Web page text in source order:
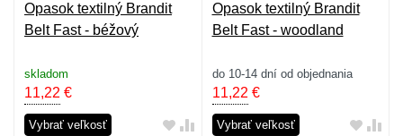
Opasok textilný Brandit
Belt Fast - béžový
skladom
11,22 €
Vybrať veľkosť
Opasok textilný Brandit
Belt Fast - woodland
do 10-14 dní od objednania
11,22 €
Vybrať veľkosť